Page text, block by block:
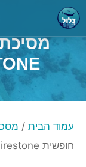
לדלג
לתוכן
עמוד הבית /
חופשית C4 Falcon Firestone